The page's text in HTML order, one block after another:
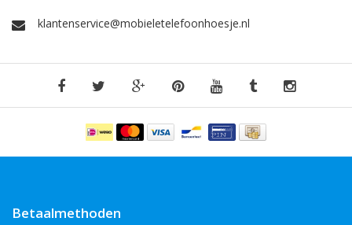
klantenservice@mobieletelefoonhoesje.nl
Betaalmethoden